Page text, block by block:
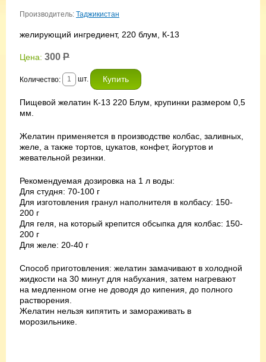
Производитель: Таджикистан
желирующий ингредиент, 220 блум, К-13
Цена: 300 Р
Количество: шт.
Пищевой желатин К-13 220 Блум, крупинки размером 0,5
мм.
Желатин применяется в производстве колбас, заливных,
желе, а также тортов, цукатов, конфет, йогуртов и
жевательной резинки.
Рекомендуемая дозировка на 1 л воды:
Для студня: 70-100 г
Для изготовления гранул наполнителя в колбасу: 150-
200 г
Для геля, на который крепится обсыпка для колбас: 150-
200 г
Для желе: 20-40 г
Способ приготовления: желатин замачивают в холодной
жидкости на 30 минут для набухания, затем нагревают
на медленном огне не доводя до кипения, до полного
растворения.
Желатин нельзя кипятить и замораживать в
морозильнике.